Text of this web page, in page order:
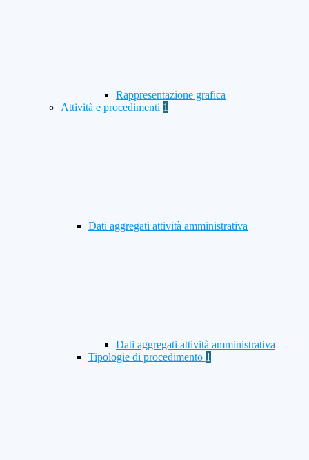
Rappresentazione grafica
Attività e procedimenti 1
Dati aggregati attività amministrativa
Dati aggregati attività amministrativa
Tipologie di procedimento 1